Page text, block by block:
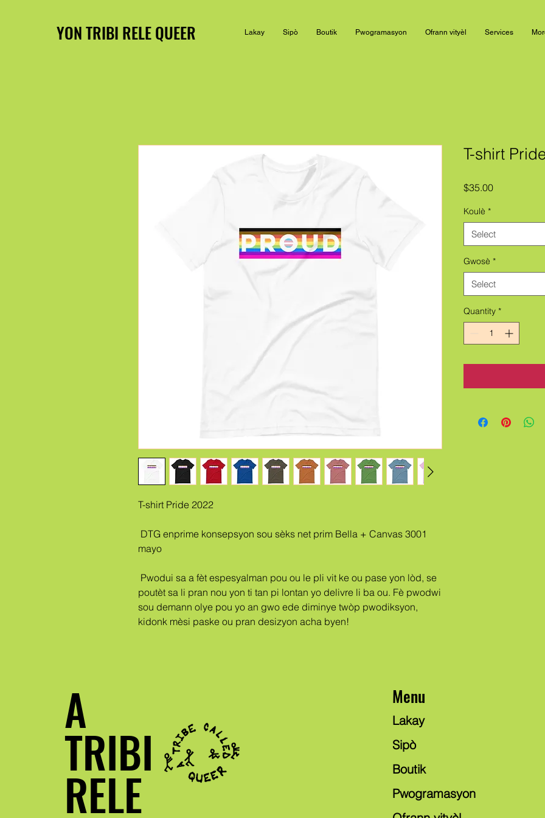
YON TRIBI RELE QUEER Lakay Sipò Boutik Pwogramasyon Ofrann vityèl Services
T-shirt Pride 2022
mayo
poutèt sa li pran nou yon ti tan pi lontan yo delivre li ba ou. Fè pwodwi
sou demann olye pou yo an gwo ede diminye twòp pwodiksyon,
kidonk mèsi paske ou pran desizyon acha byen!
T-shirt
$35.00Price
Koulè *
Select
Gwosè *
Select
Quantity *
A
TRIBI
RELE
Menu
Lakay
Sipò
Boutik
Pwogramasyon